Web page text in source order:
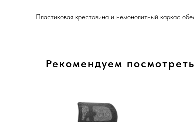
Пластиковая крестовина и немонолитный каркас
Рекомендуем посмотреть